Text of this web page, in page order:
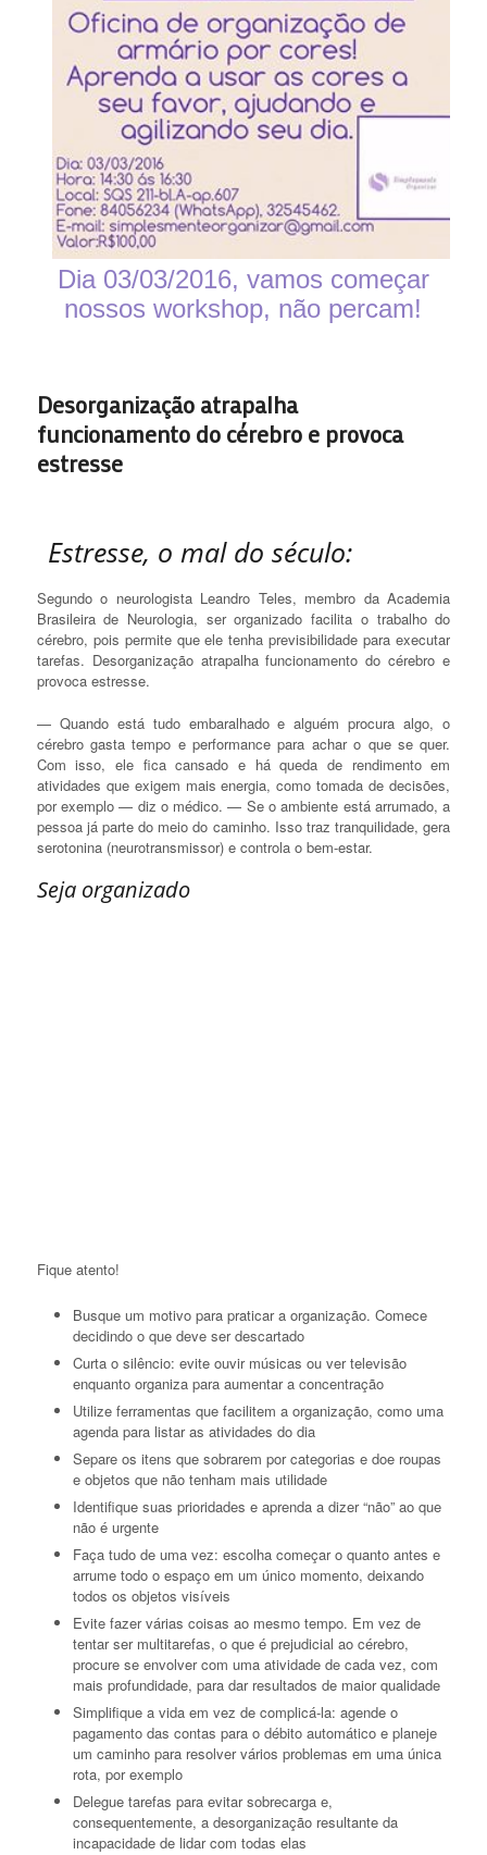
Dia 03/03/2016, vamos começar
nossos workshop, não percam!
Desorganização atrapalha
funcionamento do cérebro e provoca
estresse
Estresse, o mal do século:
Segundo o neurologista Leandro Teles, membro da Academia
Brasileira de Neurologia, ser organizado facilita o trabalho do
cérebro, pois permite que ele tenha previsibilidade para executar
tarefas. Desorganização atrapalha funcionamento do cérebro e
provoca estresse.
— Quando está tudo embaralhado e alguém procura algo, o
cérebro gasta tempo e performance para achar o que se quer.
Com isso, ele fica cansado e há queda de rendimento em
atividades que exigem mais energia, como tomada de decisões,
por exemplo — diz o médico. — Se o ambiente está arrumado, a
pessoa já parte do meio do caminho. Isso traz tranquilidade, gera
serotonina (neurotransmissor) e controla o bem-estar.
Seja organizado
Faça tudo de uma vez: escolha começar o quanto antes e
arrume todo o espaço em um único momento, deixando
Evite fazer várias coisas ao mesmo tempo. Em vez de
tentar ser multitarefas, o que é prejudicial ao cérebro,
procure se envolver com uma atividade de cada vez, com
mais profundidade, para dar resultados de maior qualidade
Simplifique a vida em vez de complicá-la: agende o
pagamento das contas para o débito automático e planeje
um caminho para resolver vários problemas em uma única
rota, por exemplo
Delegue tarefas para evitar sobrecarga e,
consequentemente, a desorganização resultante da
incapacidade de lidar com todas elas
De acordo com a psicoterapeuta Myriam Durante, toda bagunça
é resultado de uma procrastinação que, em geral, se deve a
alguma insatisfação.
— Se as pessoas não estão felizes, elas ficam empurrando tudo
com a barriga — afirma a especialista em comportamento
humano.
Para as crianças, organização é fundamental para o aprendizado.
Estudar em ambientes desarrumados dificulta a concentração
em uma só tarefa, o que atrapalha a consolidação de
informações no cérebro.
— Os pequenos pegam o exemplo dos pais. Não adianta dizer a
eles para manter o quarto impecável se o resto da casa está